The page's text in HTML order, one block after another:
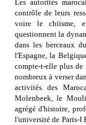
Les autorités
contrôle de leurs
voire le chiisme,
questionnent la
dans les berceaux
l'Espagne, la
compte-t-elle plus
nombreux à verser
activités des
Molenbeek, le
agrégé d'histoire,
l'université de Paris-I